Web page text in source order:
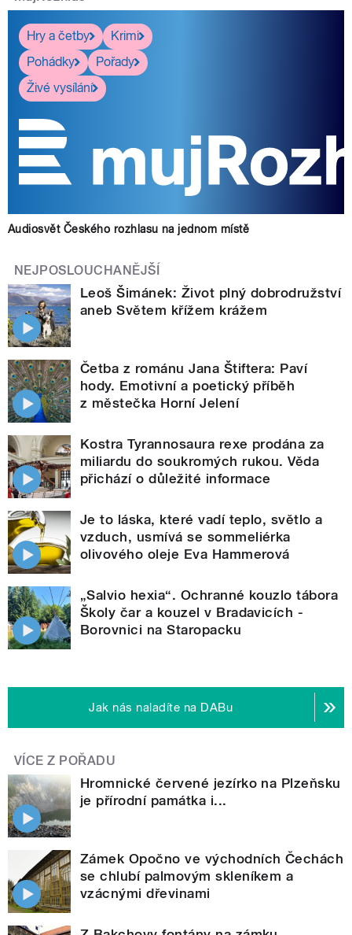
Hry a četby
Krimi
Pohádky
Pořady
Živé vysílání
Audiosvět Českého rozhlasu na jednom místě
NEJPOSLOUCHANĚJŠÍ
Leoš Šimánek: Život plný dobrodružství
aneb Světem křížem krážem
Četba z románu Jana Štiftera: Paví
hody. Emotivní a poetický příběh
z městečka Horní Jelení
Kostra Tyrannosaura rexe prodána za
miliardu do soukromých rukou. Věda
přichází o důležité informace
Je to láska, které vadí teplo, světlo a
vzduch, usmívá se sommeliérka
olivového oleje Eva Hammerová
„Salvio hexia“. Ochranné kouzlo tábora
Školy čar a kouzel v Bradavicích -
Borovnici na Staropacku
Jak nás naladíte na DABu
VÍCE Z POŘADU
Hromnické červené jezírko na Plzeňsku
je přírodní památka i...
Zámek Opočno ve východních Čechách
se chlubí palmovým skleníkem a
vzácnými dřevinami